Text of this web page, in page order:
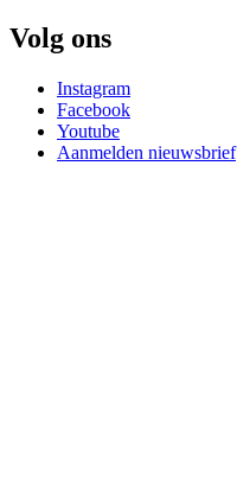
Volg ons
Instagram
Facebook
Youtube
Aanmelden nieuwsbrief